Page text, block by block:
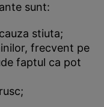
sunt:
stiuta;
frecvent pe
faptul ca pot